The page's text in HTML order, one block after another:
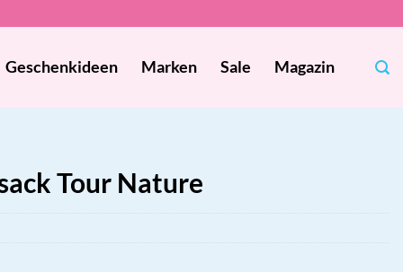
Geschenkideen Marken Sale Magazin
Tour Nature